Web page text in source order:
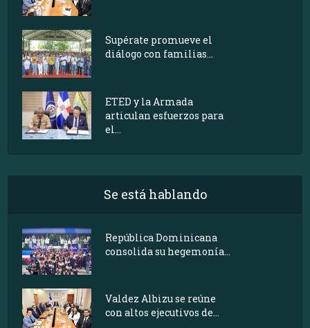
Supérate promueve el
diálogo con familias...
ETED y la Armada
articulan esfuerzos para
el...
Se está hablando
República Dominicana
consolida su hegemonía...
Valdez Albizu se reúne
con altos ejecutivos de...